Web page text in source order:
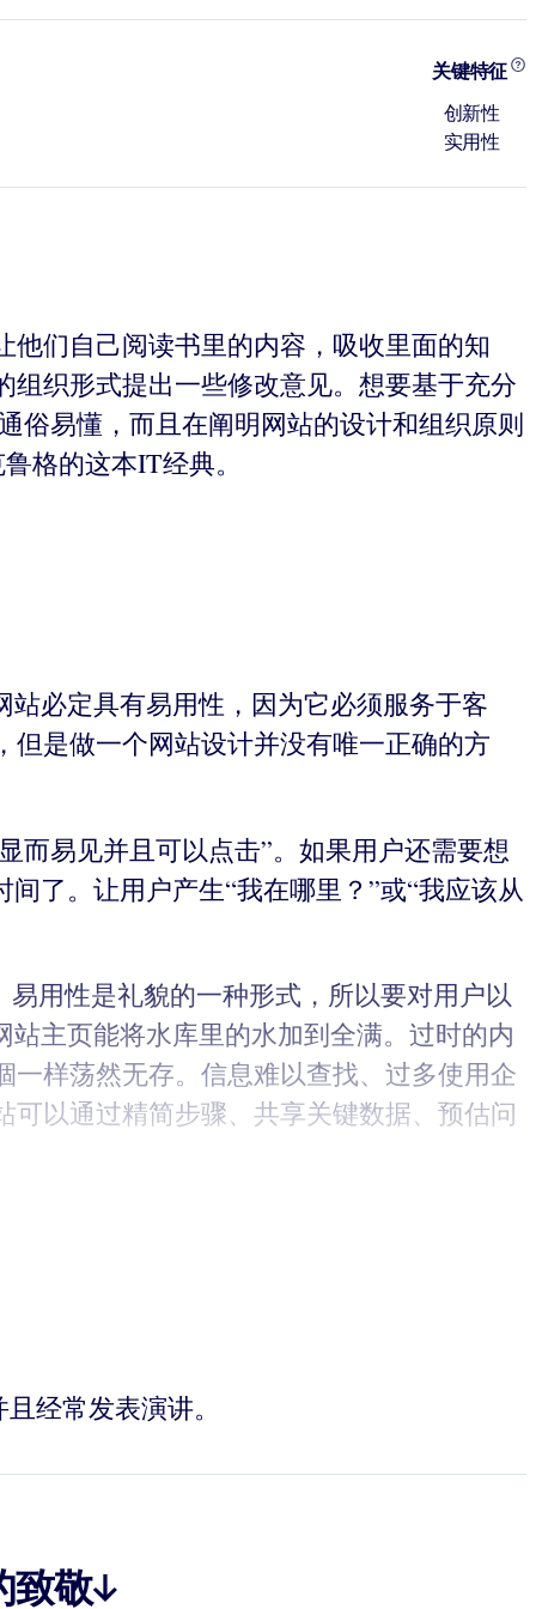
关键特征
创新性
实用性
们自己阅读书里的内容，吸收里面的知
织形式提出一些修改意见。想要基于充分
俗易懂，而且在阐明网站的设计和组织原则
格的这本IT经典。
必定具有易用性，因为它必须服务于客
是做一个网站设计并没有唯一正确的方
而易见并且可以点击”。如果用户还需要想
了。让用户产生“我在哪里？”或“我应该从
用性是礼貌的一种形式，所以要对用户以
主页能将水库里的水加到全满。过时的内
样荡然无存。信息难以查找、过多使用企
以通过精简步骤、共享关键数据、预估问
经常发表演讲。
致敬↓